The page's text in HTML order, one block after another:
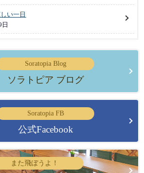
い一日
日
Soratopia Blog
ソラトピア ブログ
Soratopia FB
公式Facebook
また飛ぼうよ！